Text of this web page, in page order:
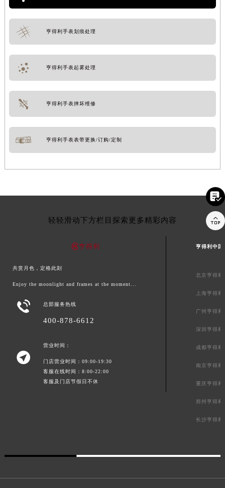
亨得利手表划痕处理
亨得利手表起雾处理
亨得利手表摔坏维修
亨得利手表表带更换/订购/定制
轻轻滑动下方栏目探索更多精彩内容
共赏月色，定格此刻
Enjoy the moonlight and frames at the moment...
 总部服务热线
400-878-6612

营业时间：
门店营业时间：09:00-19:30
客服在线时间：8:00-22:00
客服及门店节假日不休
亨得利中国
北京亨得利
上海亨得
广州亨得利
深圳亨得利
成都亨得利
南京亨得利
重庆亨得利
郑州亨得利
长沙亨得利

